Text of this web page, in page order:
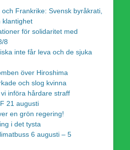
Frankrike: Svensk byråkrati,
klantighet
för solidaritet med
8
inte får leva och de sjuka
över Hiroshima
och slog kvinna
införa hårdare straff
21 augusti
en grön regering!
i det tysta
6 augusti – 5